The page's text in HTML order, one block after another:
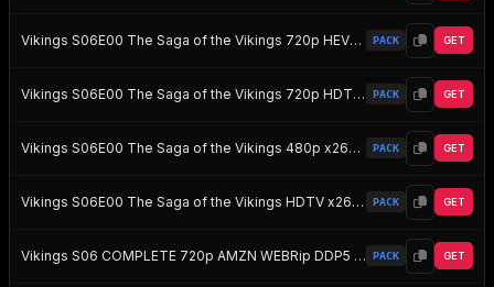
Vikings S06E00 The Saga of the Vikings 720p HEVC x265-MeGusta EZTV PACK GET
Vikings S06E00 The Saga of the Vikings 720p HDTV x264-SUiCiDAL EZTV PACK GET
Vikings S06E00 The Saga of the Vikings 480p x264-mSD EZTV PACK GET
Vikings S06E00 The Saga of the Vikings HDTV x264-SUiCiDAL EZTV PACK GET
Vikings S06 COMPLETE 720p AMZN WEBRip DDP5 1 x264-NTb EZTV PACK GET